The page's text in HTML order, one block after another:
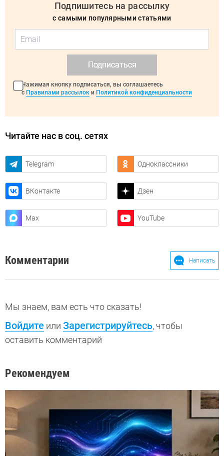
Подпишитесь на рассылку
с самыми популярными статьями
Подписаться
Нажимая кнопку подписаться, вы соглашаетесь
с Правилами рассылок и Политикой конфиденциальности
Читайте нас в соц. сетях
Telegram Одноклассники
ВКонтакте Дзен
Max YouTube
Комментарии Написать
Мы знаем, вам есть что сказать!
Войдите или Зарегистрируйтесь, чтобы
оставить комментарий
Рекомендуем